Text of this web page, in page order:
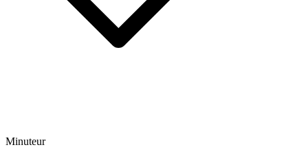
Minuteur